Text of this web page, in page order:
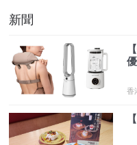
新聞
香